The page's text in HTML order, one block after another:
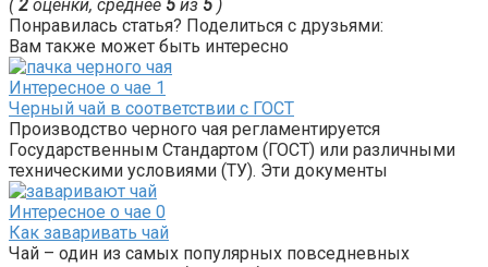
(2 оценки, среднее 5из 5)
Понравилась статья? Поделиться с друзьями:
Вам также может быть интересно
Интересное о чае 1
Черный чай в соответствии с ГОСТ
Производство черного чая регламентируется
Государственным Стандартом (ГОСТ) или различными
техническими условиями (ТУ). Эти документы
Интересное о чае 0
Как заваривать чай
Чай – один из самых популярных повседневных